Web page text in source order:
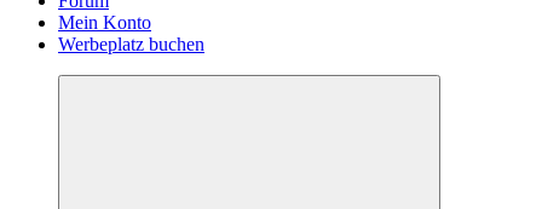
Mein Konto
Werbeplatz buchen